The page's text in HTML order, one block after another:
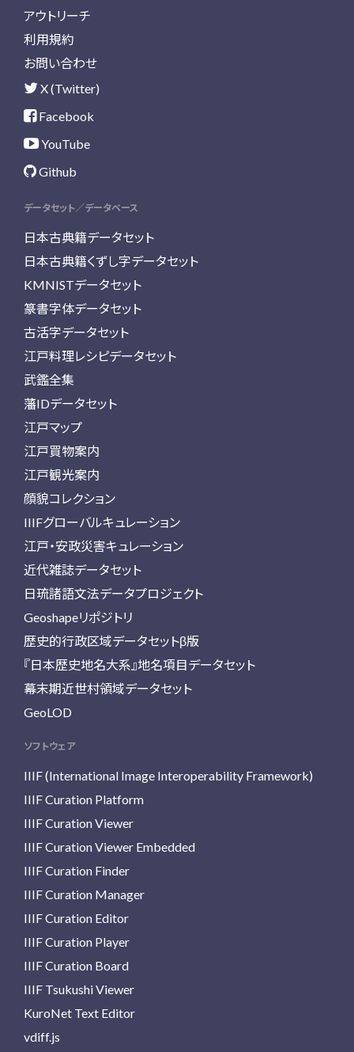
アウトリーチ
利用規約
お問い合わせ
X (Twitter)
Facebook
YouTube
Github
データセット／データベース
日本古典籍データセット
日本古典籍くずし字データセット
KMNISTデータセット
篆書字体データセット
古活字データセット
江戸料理レシピデータセット
武鑑全集
藩IDデータセット
江戸マップ
江戸買物案内
江戸観光案内
顔貌コレクション
IIIFグローバルキュレーション
江戸・安政災害キュレーション
近代雑誌データセット
日琉諸語文法データプロジェクト
Geoshapeリポジトリ
歴史的行政区域データセットβ版
『日本歴史地名大系』地名項目データセット
幕末期近世村領域データセット
GeoLOD
ソフトウェア
IIIF (International Image Interoperability Framework)
IIIF Curation Platform
IIIF Curation Viewer
IIIF Curation Viewer Embedded
IIIF Curation Finder
IIIF Curation Manager
IIIF Curation Editor
IIIF Curation Player
IIIF Curation Board
IIIF Tsukushi Viewer
KuroNet Text Editor
vdiff.js